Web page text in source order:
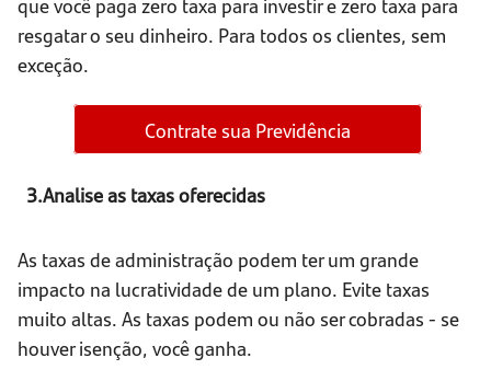
resgatar o seu dinheiro. Para todos os clientes, sem
exceção.
Contrate sua Previdência
3.Analise as taxas oferecidas
As taxas de administração podem ter um grande
impacto na lucratividade de um plano. Evite taxas
muito altas. As taxas podem ou não ser cobradas - se
houver isenção, você ganha.